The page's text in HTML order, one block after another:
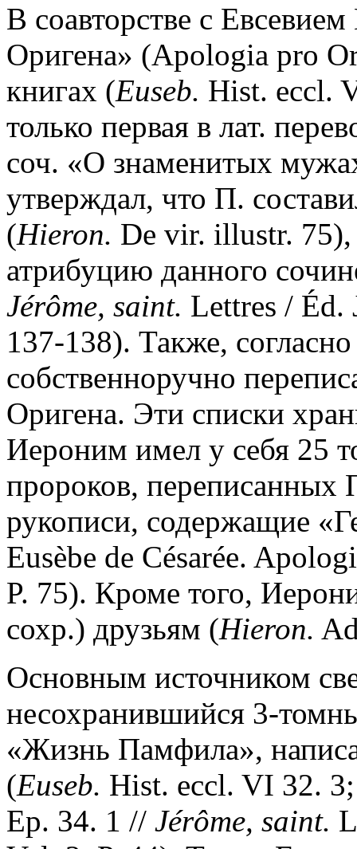
В соавторстве с
Оригена» (Apologia pro
книгах (Euseb. Hist. eccl.
только первая в лат.
соч. «О знаменитых
утверждал, что П.
(Hieron. De vir. illustr. 75),
атрибуцию данного
Jérôme, saint. Lettres / Éd.
137-138). Также,
собственноручно
Оригена. Эти списки
Иероним имел у себя 25
пророков,
рукописи, содержащие
Eusèbe de Césarée.
P. 75). Кроме того,
сохр.) друзьям (Hieron.
Основным источником
несохранившийся 3-
«Жизнь Памфила»,
(Euseb. Hist. eccl. VI 32.
Ep. 34. 1 // Jérôme, saint.